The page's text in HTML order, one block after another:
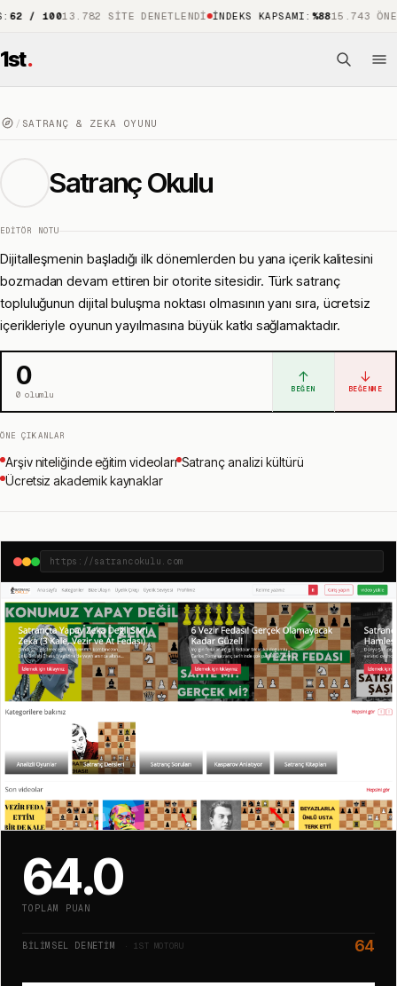
13.782 SITE DENETLENDI İNDEKS KAPSAMI:%8815.743 ÖNE
1st.
/ SATRANÇ & ZEKA OYUNU
Satranç Okulu
EDITÖR NOTU
Dijitalleşmenin başladığı ilk dönemlerden bu yana içerik kalitesini
bozmadan devam ettiren bir otorite sitesidir. Türk satranç
topluluğunun dijital buluşma noktası olmasının yanı sıra, ücretsiz
içerikleriyle oyunun yayılmasına büyük katkı sağlamaktadır.
0
0olumlu
↑
BEĞEN
↓
BEĞENME
ÖNE ÇIKANLAR
Arşiv niteliğinde eğitim videoları Satranç analizi kültürü
Ücretsiz akademik kaynaklar
https://satrancokulu.com
64.0
TOPLAM PUAN
BILIMSEL DENETIM · 1ST MOTORU 64